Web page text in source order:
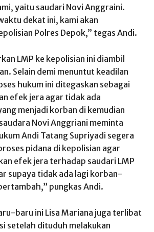
yaitu saudari Novi Anggraini.
dekat ini, kami akan
Polres Depok,” tegas Andi.
LMP ke kepolisian ini diambil
Selain demi menuntut keadilan
hukum ini ditegaskan sebagai
efek jera agar tidak ada
menjadi korban di kemudian
Novi Anggriani meminta
Andi Tatang Supriyadi segera
pidana di kepolisian agar
efek jera terhadap saudari LMP
supaya tidak ada lagi korban-
pungkas Andi.
baru ini Lisa Mariana juga terlibat
setelah dituduh melakukan